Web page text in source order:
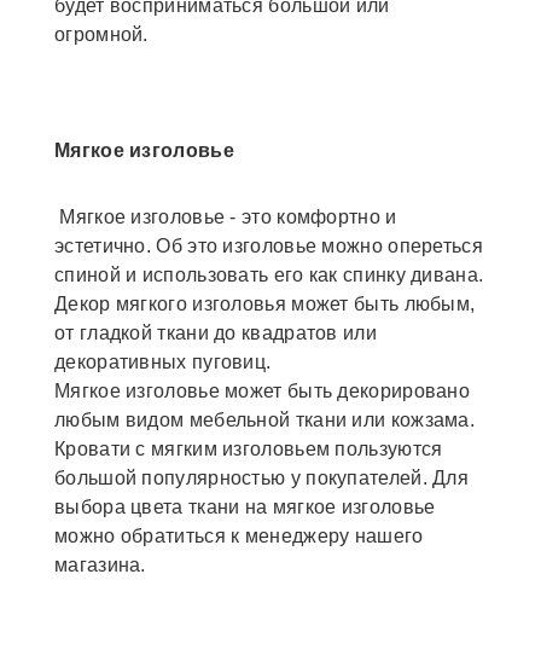
будет восприниматься большой или
огромной.
Мягкое изголовье
Мягкое изголовье - это комфортно и
эстетично. Об это изголовье можно опереться
спиной и использовать его как спинку дивана.
Декор мягкого изголовья может быть любым,
от гладкой ткани до квадратов или
декоративных пуговиц.
Мягкое изголовье может быть декорировано
любым видом мебельной ткани или кожзама.
Кровати с мягким изголовьем пользуются
большой популярностью у покупателей. Для
выбора цвета ткани на мягкое изголовье
можно обратиться к менеджеру нашего
магазина.